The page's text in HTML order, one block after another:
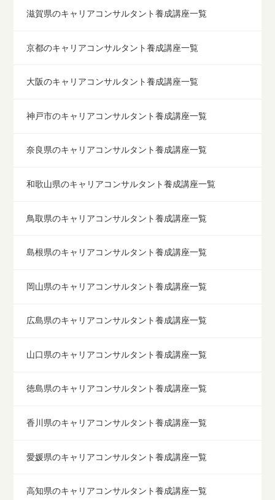
滋賀県のキャリアコンサルタント養成講座一覧
京都のキャリアコンサルタント養成講座一覧
大阪のキャリアコンサルタント養成講座一覧
神戸市のキャリアコンサルタント養成講座一覧
奈良県のキャリアコンサルタント養成講座一覧
和歌山県のキャリアコンサルタント養成講座一覧
鳥取県のキャリアコンサルタント養成講座一覧
島根県のキャリアコンサルタント養成講座一覧
岡山県のキャリアコンサルタント養成講座一覧
広島県のキャリアコンサルタント養成講座一覧
山口県のキャリアコンサルタント養成講座一覧
徳島県のキャリアコンサルタント養成講座一覧
香川県のキャリアコンサルタント養成講座一覧
愛媛県のキャリアコンサルタント養成講座一覧
高知県のキャリアコンサルタント養成講座一覧